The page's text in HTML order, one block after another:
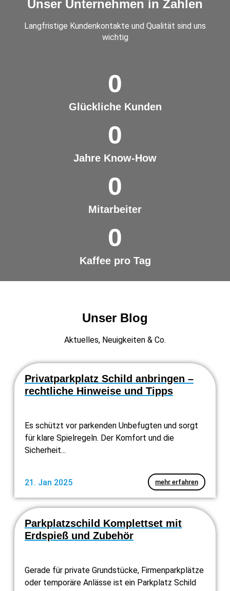
Unser Unternehmen in Zahlen
Langfristige Kundenkontakte und Qualität sind uns
wichtig
0
Glückliche Kunden
0
Jahre Know-How
0
Mitarbeiter
0
Kaffee pro Tag
Unser Blog
Aktuelles, Neuigkeiten & Co.
Privatparkplatz Schild anbringen –
rechtliche Hinweise und Tipps
Es schützt vor parkenden Unbefugten und sorgt
für klare Spielregeln. Der Komfort und die
Sicherheit...
21. Jan 2025 mehr erfahren
Parkplatzschild Komplettset mit
Erdspieß und Zubehör
Gerade für private Grundstücke, Firmenparkplätze
oder temporäre Anlässe ist ein Parkplatz Schild